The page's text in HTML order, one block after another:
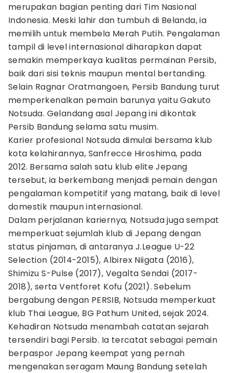
merupakan bagian penting dari Tim Nasional
Indonesia. Meski lahir dan tumbuh di Belanda, ia
memilih untuk membela Merah Putih. Pengalaman
tampil di level internasional diharapkan dapat
semakin memperkaya kualitas permainan Persib,
baik dari sisi teknis maupun mental bertanding.
Selain Ragnar Oratmangoen, Persib Bandung turut
memperkenalkan pemain barunya yaitu Gakuto
Notsuda. Gelandang asal Jepang ini dikontak
Persib Bandung selama satu musim.
Karier profesional Notsuda dimulai bersama klub
kota kelahirannya, Sanfrecce Hiroshima, pada
2012. Bersama salah satu klub elite Jepang
tersebut, ia berkembang menjadi pemain dengan
pengalaman kompetitif yang matang, baik di level
domestik maupun internasional.
Dalam perjalanan kariernya, Notsuda juga sempat
memperkuat sejumlah klub di Jepang dengan
status pinjaman, di antaranya J.League U-22
Selection (2014-2015), Albirex Niigata (2016),
Shimizu S-Pulse (2017), Vegalta Sendai (2017-
2018), serta Ventforet Kofu (2021). Sebelum
bergabung dengan PERSIB, Notsuda memperkuat
klub Thai League, BG Pathum United, sejak 2024.
Kehadiran Notsuda menambah catatan sejarah
tersendiri bagi Persib. Ia tercatat sebagai pemain
berpaspor Jepang keempat yang pernah
mengenakan seragam Maung Bandung setelah